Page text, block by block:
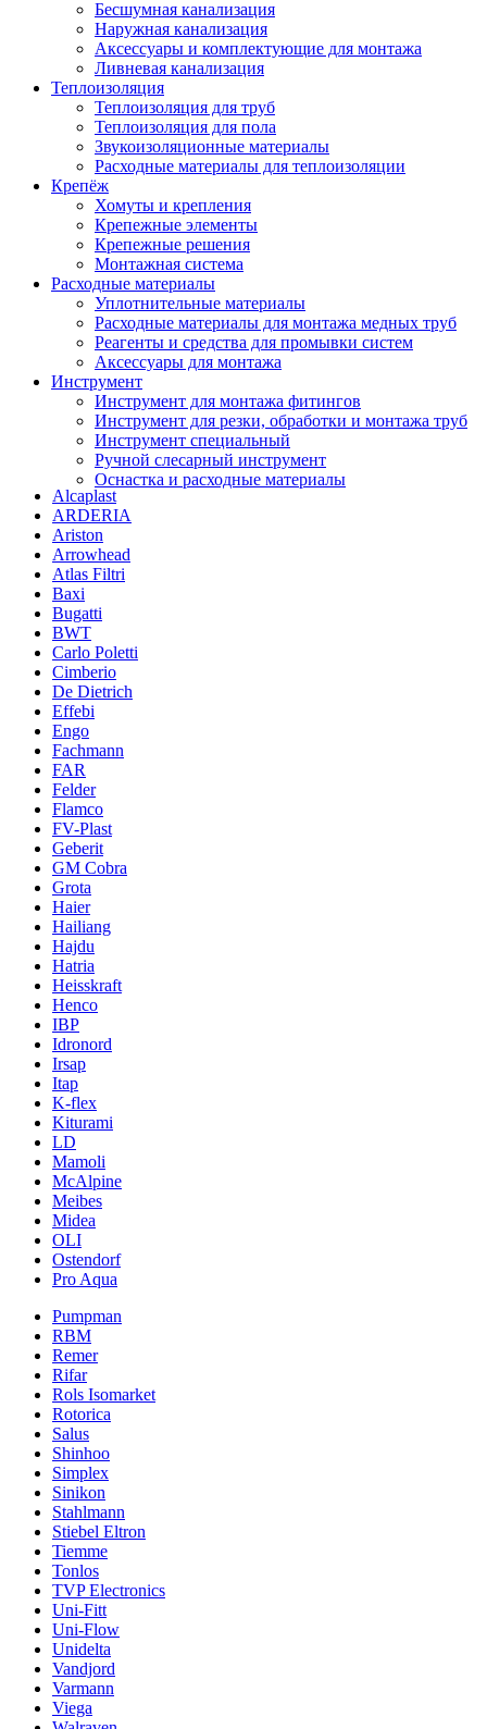
Бесшумная канализация
Наружная канализация
Аксессуары и комплектующие для монтажа
Ливневая канализация
Теплоизоляция
Теплоизоляция для труб
Теплоизоляция для пола
Звукоизоляционные материалы
Расходные материалы для теплоизоляции
Крепёж
Хомуты и крепления
Крепежные элементы
Крепежные решения
Монтажная система
Расходные материалы
Уплотнительные материалы
Расходные материалы для монтажа медных труб
Реагенты и средства для промывки систем
Аксессуары для монтажа
Инструмент
Инструмент для монтажа фитингов
Инструмент для резки, обработки и монтажа труб
Инструмент специальный
Ручной слесарный инструмент
Оснастка и расходные материалы
Alcaplast
ARDERIA
Ariston
Arrowhead
Atlas Filtri
Baxi
Bugatti
BWT
Carlo Poletti
Cimberio
De Dietrich
Effebi
Engo
Fachmann
FAR
Felder
Flamco
FV-Plast
Geberit
GM Cobra
Grota
Haier
Hailiang
Hajdu
Hatria
Heisskraft
Henco
IBP
Idronord
Irsap
Itap
K-flex
Kiturami
LD
Mamoli
McAlpine
Meibes
Midea
OLI
Ostendorf
Pro Aqua
Pumpman
RBM
Remer
Rifar
Rols Isomarket
Rotorica
Salus
Shinhoo
Simplex
Sinikon
Stahlmann
Stiebel Eltron
Tiemme
Tonlos
TVP Electronics
Uni-Fitt
Uni-Flow
Unidelta
Vandjord
Varmann
Viega